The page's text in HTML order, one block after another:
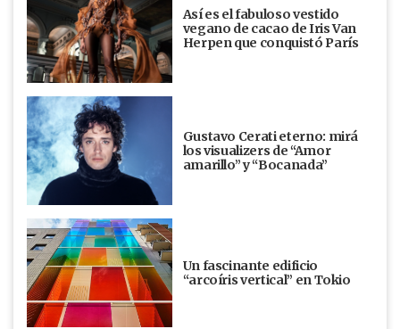
Así es el fabuloso vestido
vegano de cacao de Iris Van
Herpen que conquistó París
Gustavo Cerati eterno: mirá
los visualizers de “Amor
amarillo” y “Bocanada”
Un fascinante edificio
“arcoíris vertical” en Tokio